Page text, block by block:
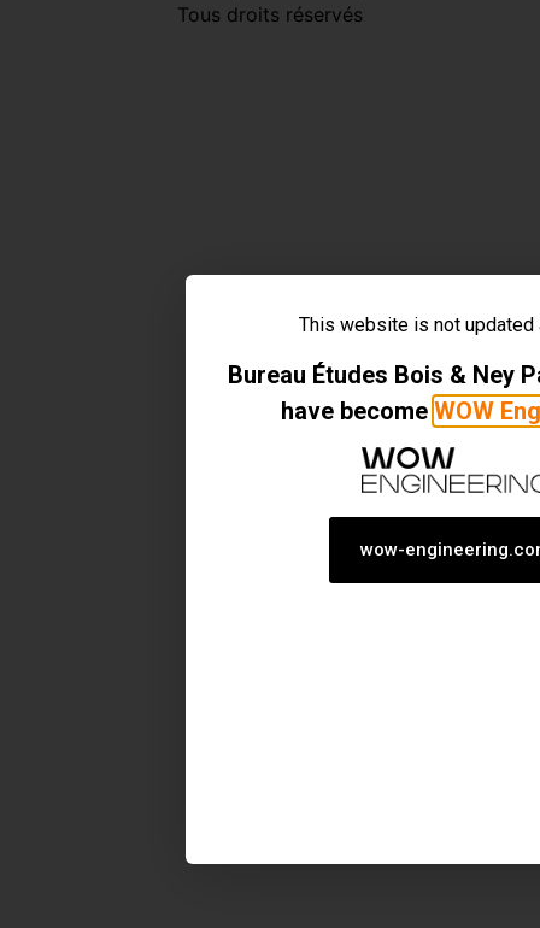
Tous droits réservés
This website is not updated
Bureau Études Bois & Ney
have become WOW
wow-